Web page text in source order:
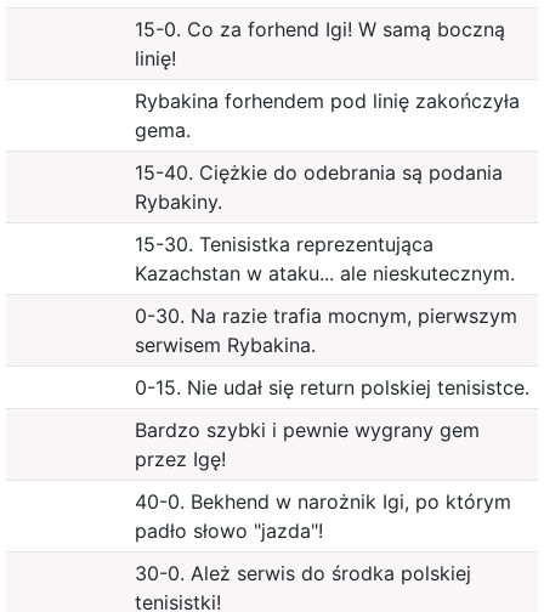
15-0. Co za forhend Igi! W samą boczną
linię!
Rybakina forhendem pod linię zakończyła
gema.
15-40. Ciężkie do odebrania są podania
Rybakiny.
15-30. Tenisistka reprezentująca
Kazachstan w ataku... ale nieskutecznym.
0-30. Na razie trafia mocnym, pierwszym
serwisem Rybakina.
0-15. Nie udał się return polskiej tenisistce.
Bardzo szybki i pewnie wygrany gem
przez Igę!
40-0. Bekhend w narożnik Igi, po którym
padło słowo "jazda"!
30-0. Ależ serwis do środka polskiej
tenisistki!